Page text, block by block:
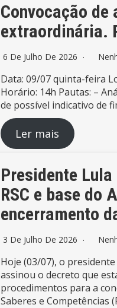
Convocação de
extraordinária.
6 De Julho De 2026
Data: 09/07 quinta-feira
Horário: 14h Pautas: –
de possível indicativo de
Ler mais
Presidente
RSC e base do
encerramento
3 De Julho De 2026
Hoje (03/07), o
assinou o decreto que
procedimentos para a
Saberes e Competências